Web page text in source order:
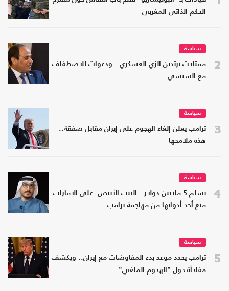
الحكم الذاتي المغربي
2
سياسة
ممثلات يرتدين الزي العسكري.. ودعوات للاصطفاف
مع السيسي
3
سياسة
ترامب يعلن إلغاء الهجوم على إيران مقابل صفقة..
هذه ملامحها
4
سياسة
تسلم 5 ملايين دولار.. البيت الأبيض: على الإمارات
منع أحد أدواتها من مهاجمة ترامب
5
سياسة
ترامب يحدد موعد بدء المفاوضات مع إيران.. ويكشف
مفاجأة حول "الهجوم الملغي"